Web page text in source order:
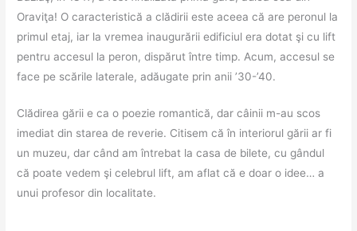
Oraviţa! O caracteristică a clădirii este aceea că are peronul la
primul etaj, iar la vremea inaugurării edificiul era dotat şi cu lift
pentru accesul la peron, dispărut între timp. Acum, accesul se
face pe scările laterale, adăugate prin anii ’30-’40.
Clădirea gării e ca o poezie romantică, dar câinii m-au scos
imediat din starea de reverie. Citisem că în interiorul gării ar fi
un muzeu, dar când am întrebat la casa de bilete, cu gândul
că poate vedem şi celebrul lift, am aflat că e doar o idee… a
unui profesor din localitate.